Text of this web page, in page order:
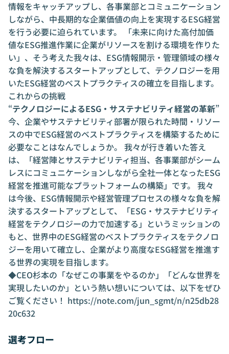
情報をキャッチアップし、各事業部とコミュニケーション
しながら、中長期的な企業価値の向上を実現するESG経営
を行う必要に迫られています。 「未来に向けた高付加価
値なESG推進作業に企業がリソースを割ける環境を作りた
い」、そう考えた我々は、ESG情報開示・管理領域の様々
な負を解決するスタートアップとして、テクノロジーを用
いたESG経営のベストプラクティスの確立を目指します。
これからの挑戦
“テクノロジーによるESG・サステナビリティ経営の革新”
今、企業やサステナビリティ部署が限られた時間・リソー
スの中でESG経営のベストプラクティスを構築するために
必要なことはなんでしょうか。 我々が行き着いた答え
は、「経営陣とサステナビリティ担当、各事業部がシーム
レスにコミュニケーションしながら全社一体となったESG
経営を推進可能なプラットフォームの構築」です。 我々
は今後、ESG情報開示や経営管理プロセスの様々な負を解
決するスタートアップとして、「ESG・サステナビリティ
経営をテクノロジーの力で加速する」というミッションの
もと、世界中のESG経営のベストプラクティスをテクノロ
ジーを用いて確立し、企業がより高度なESG経営を推進す
る世界の実現を目指します。
◆CEO杉本の「なぜこの事業をやるのか」「どんな世界を
実現したいのか」という熱い想いについては、以下をぜひ
ご覧ください！ https://note.com/jun_sgmt/n/n25db28
20c632
選考フロー